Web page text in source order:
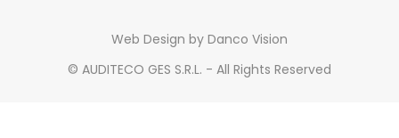
© AUDITECO GES S.R.L. - All Rights Reserved
Web Design by Danco Vision